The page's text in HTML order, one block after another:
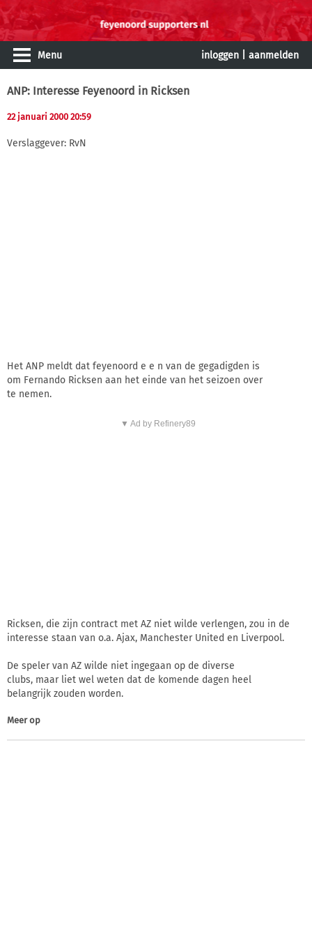
Menu inloggen aanmelden
ANP: Interesse Feyenoord in Ricksen
22 januari 2000 20:59
Verslaggever: RvN
Het ANP meldt dat feyenoord e e n van de gegadigden is
om Fernando Ricksen aan het einde van het seizoen over
te nemen.
▼ Ad by Refinery89
Ricksen, die zijn contract met AZ niet wilde verlengen, zou in de
interesse staan van o.a. Ajax, Manchester United en Liverpool.
De speler van AZ wilde niet ingegaan op de diverse
clubs, maar liet wel weten dat de komende dagen heel
belangrijk zouden worden.
Meer op